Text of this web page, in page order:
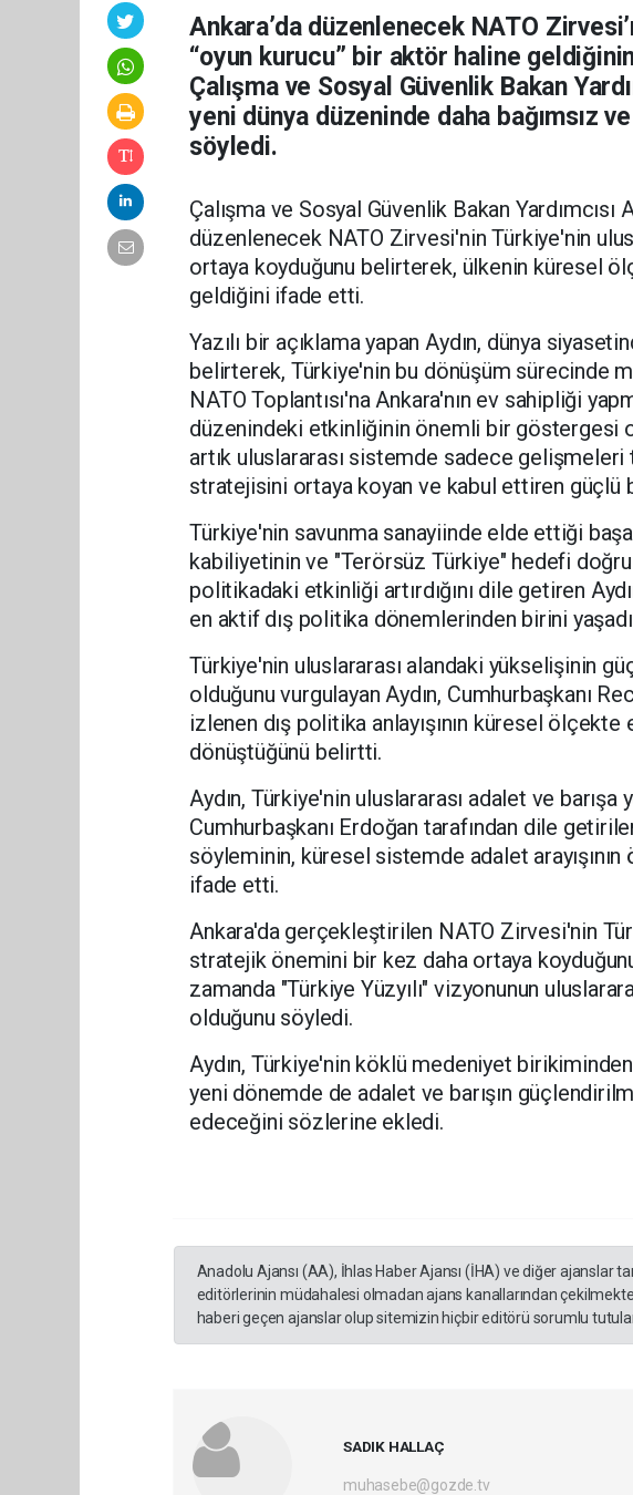
Ankara’da düzenlenecek NATO
“oyun kurucu” bir aktör haline
Çalışma ve Sosyal Güvenlik Bakan
yeni dünya düzeninde daha bağımsız
söyledi.
Çalışma ve Sosyal Güvenlik Bakan Yardımcısı
düzenlenecek NATO Zirvesi'nin Türkiye'nin
ortaya koyduğunu belirterek, ülkenin küresel
geldiğini ifade etti.
Yazılı bir açıklama yapan Aydın, dünya
belirterek, Türkiye'nin bu dönüşüm sürecinde
NATO Toplantısı'na Ankara'nın ev sahipliği
düzenindeki etkinliğinin önemli bir göstergesi
artık uluslararası sistemde sadece
stratejisini ortaya koyan ve kabul ettiren güçlü
Türkiye'nin savunma sanayiinde elde ettiği
kabiliyetinin ve "Terörsüz Türkiye" hedefi
politikadaki etkinliği artırdığını dile getiren
en aktif dış politika dönemlerinden birini
Türkiye'nin uluslararası alandaki yükselişinin
olduğunu vurgulayan Aydın, Cumhurbaşkanı
izlenen dış politika anlayışının küresel
dönüştüğünü belirtti.
Aydın, Türkiye'nin uluslararası adalet ve barışa
Cumhurbaşkanı Erdoğan tarafından dile
söyleminin, küresel sistemde adalet
ifade etti.
Ankara'da gerçekleştirilen NATO Zirvesi'nin
stratejik önemini bir kez daha ortaya
zamanda "Türkiye Yüzyılı" vizyonunun
olduğunu söyledi.
Aydın, Türkiye'nin köklü medeniyet
yeni dönemde de adalet ve barışın
edeceğini sözlerine ekledi.
Anadolu Ajansı (AA), İhlas Haber Ajansı (İHA) ve diğer ajanslar
editörlerinin müdahalesi olmadan ajans kanallarından
haberi geçen ajanslar olup sitemizin hiçbir editörü sorumlu
SADIK HALLAÇ
muhasebe@gozde.tv